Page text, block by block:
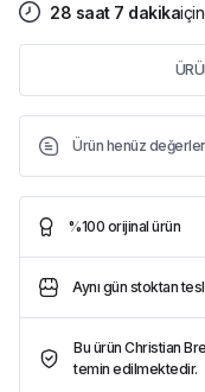
28 saat 7 dakika
Ürün henüz
%100 orijinal ürün
Aynı gün stoktan
Bu ürün Christian
temin edilmektedir.